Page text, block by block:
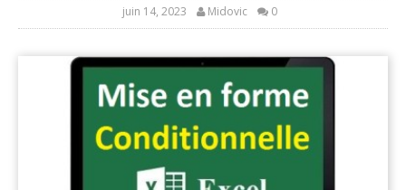
juin 14, 2023 Midovic 0